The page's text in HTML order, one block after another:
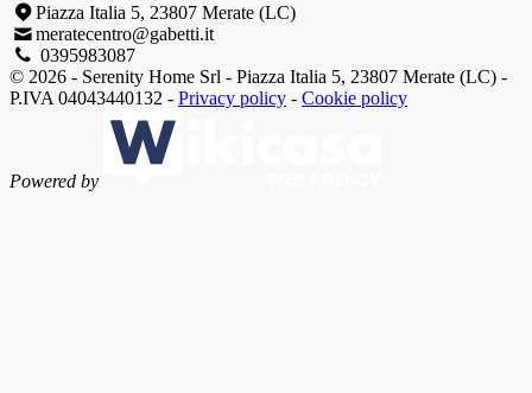
Piazza Italia 5, 23807 Merate (LC)
meratecentro@gabetti.it
0395983087
© 2026 - Serenity Home Srl - Piazza Italia 5, 23807 Merate (LC) -
P.IVA 04043440132 - Privacy policy - Cookie policy
Powered by